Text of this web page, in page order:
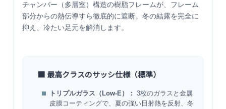
チャンバー（多層室）構造の樹脂フレームが、フレーム
部分からの熱伝導すら徹底的に遮断。冬の結露を完全に
抑え、冷たい足元を解消します。
■ 最高クラスのサッシ仕様（標準）
トリプルガラス（Low-E）： 3枚のガラスと金属
皮膜コーティングで、夏の強い日射熱を反射、冬